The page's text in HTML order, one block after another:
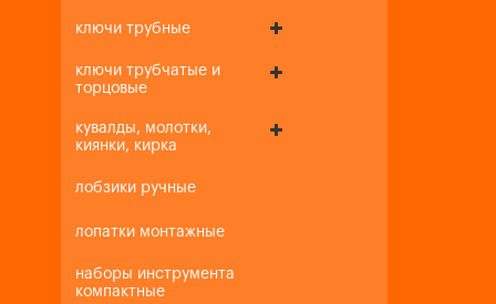
ключи трубные
ключи трубчатые и
торцовые
кувалды, молотки,
киянки, кирка
лобзики ручные
лопатки монтажные
наборы инструмента
компактные